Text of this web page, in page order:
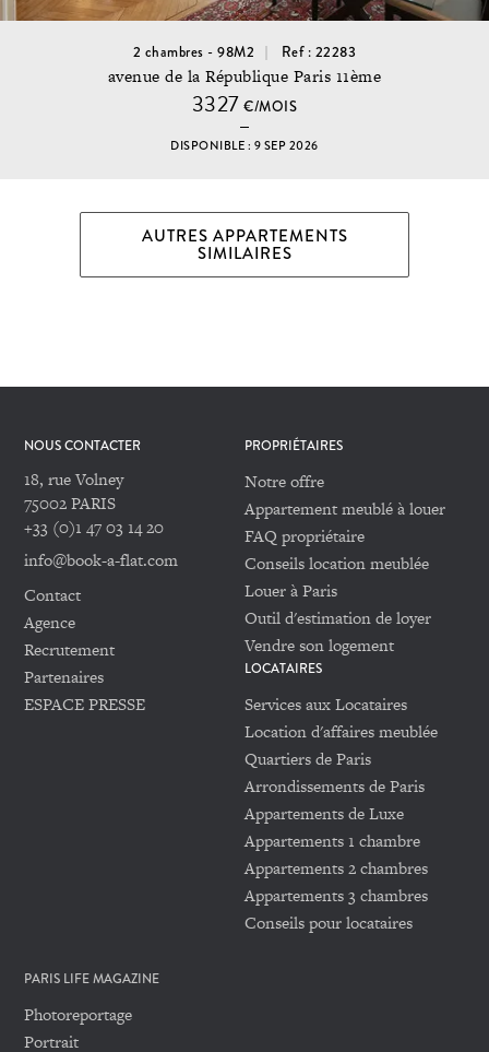
2 chambres - 98M2 Ref : 22283
avenue de la République Paris 11ème
3327€/MOIS
DISPONIBLE : 9 SEP 2026
AUTRES APPARTEMENTS
SIMILAIRES
NOUS CONTACTER
18, rue Volney
75002 PARIS
+33 (0)1 47 03 14 20
info@book-a-flat.com
Contact
Agence
Recrutement
Partenaires
ESPACE PRESSE
PROPRIÉTAIRES
Notre offre
Appartement meublé à louer
FAQ propriétaire
Conseils location meublée
Louer à Paris
Outil d'estimation de loyer
Vendre son logement
LOCATAIRES
Services aux Locataires
Location d'affaires meublée
Quartiers de Paris
Arrondissements de Paris
Appartements de Luxe
Appartements 1 chambre
Appartements 2 chambres
Appartements 3 chambres
Conseils pour locataires
PARIS LIFE MAGAZINE
Photoreportage
Portrait